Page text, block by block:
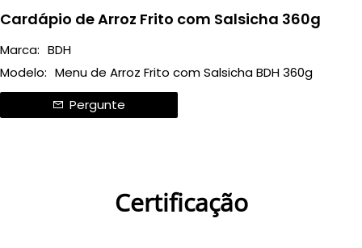
Cardápio de Arroz Frito com Salsicha 360g
Marca: BDH
Modelo: Menu de Arroz Frito com Salsicha BDH 360g
Pergunte
Certificação